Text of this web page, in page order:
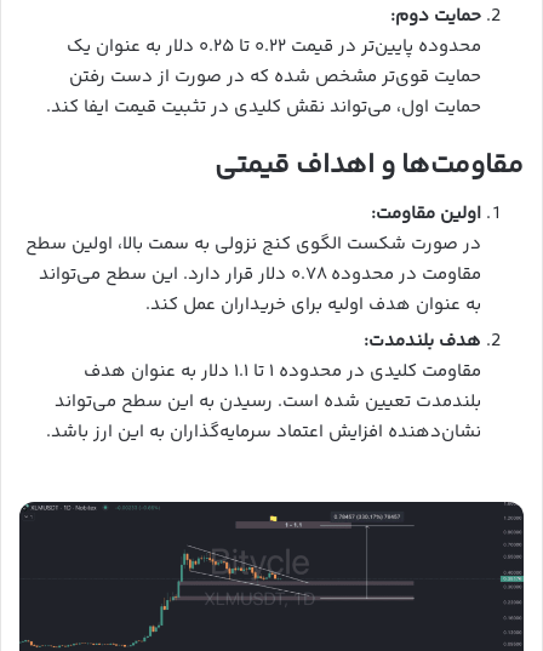
حمایت دوم:
محدوده پایین‌تر در قیمت ۰.۲۲ تا ۰.۲۵ دلار به عنوان یک
حمایت قوی‌تر مشخص شده که در صورت از دست رفتن
حمایت اول، می‌تواند نقش کلیدی در تثبیت قیمت ایفا کند.
مقاومت‌ها و اهداف قیمتی
اولین مقاومت:
در صورت شکست الگوی کنج نزولی به سمت بالا، اولین سطح
مقاومت در محدوده ۰.۷۸ دلار قرار دارد. این سطح می‌تواند
به عنوان هدف اولیه برای خریداران عمل کند.
هدف بلندمدت:
مقاومت کلیدی در محدوده ۱ تا ۱.۱ دلار به عنوان هدف
بلندمدت تعیین شده است. رسیدن به این سطح می‌تواند
نشان‌دهنده افزایش اعتماد سرمایه‌گذاران به این ارز باشد.